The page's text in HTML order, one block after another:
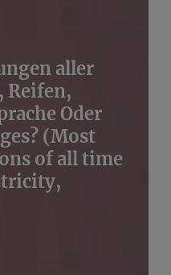
aller
Reifen,
Oder
(Most
of all time